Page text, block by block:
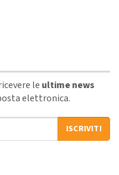
le ultime news
elettronica.
ISCRIVITI